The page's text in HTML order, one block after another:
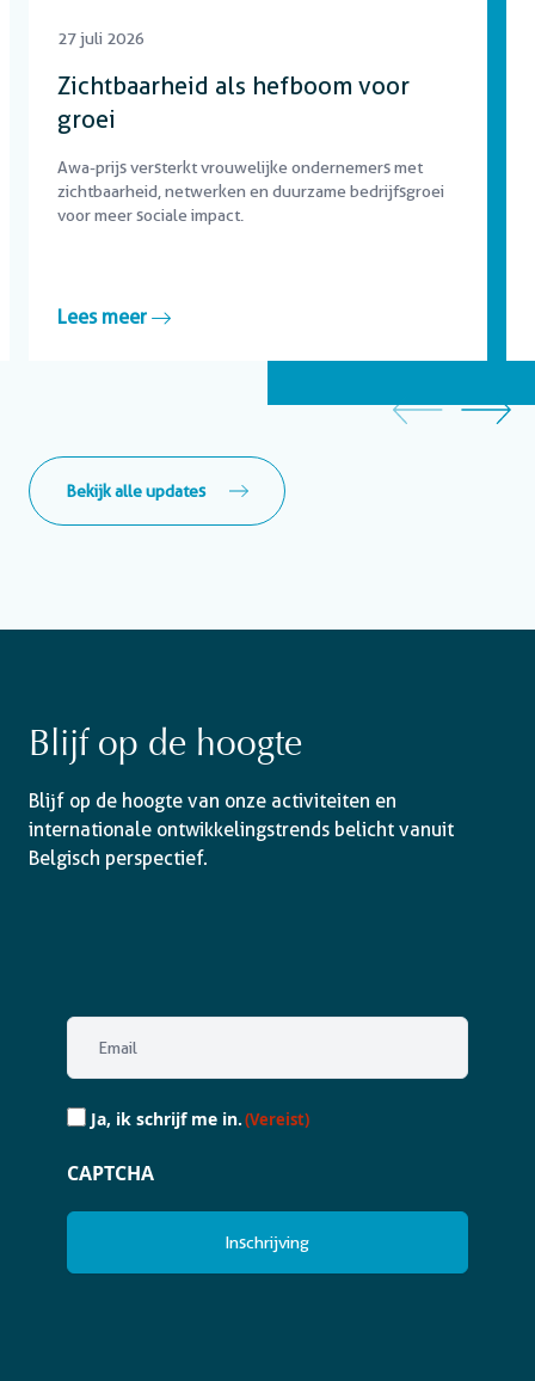
27 juli 2026
Zichtbaarheid als hefboom voor
groei
Awa-prijs versterkt vrouwelijke ondernemers met
zichtbaarheid, netwerken en duurzame bedrijfsgroei
voor meer sociale impact.
Lees meer
Bekijk alle updates
Blijf op de hoogte
Blijf op de hoogte van onze activiteiten en
internationale ontwikkelingstrends belicht vanuit
Belgisch perspectief.
Email
(Vereist)
Ja,
schrijf
Ja, ik schrijf me in.(Vereist)
CAPTCHA